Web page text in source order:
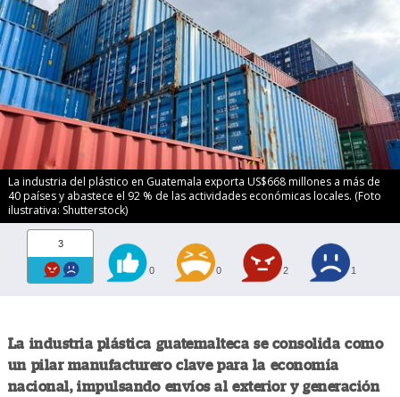
La industria del plástico en Guatemala exporta US$668 millones a más de
40 países y abastece el 92 % de las actividades económicas locales. (Foto
ilustrativa: Shutterstock)
3
0 0 2 1
La industria plástica guatemalteca se consolida como
un pilar manufacturero clave para la economía
nacional, impulsando envíos al exterior y generación